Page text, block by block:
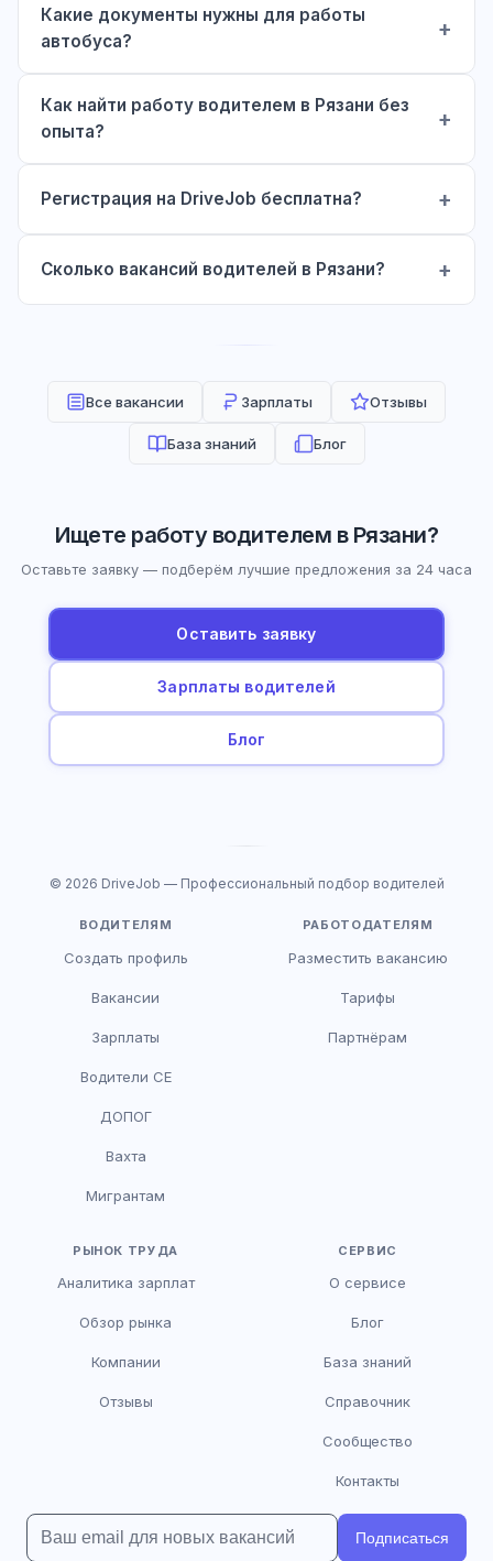
Какие документы нужны для работы
автобуса?
Как найти работу водителем в Рязани без
опыта?
Регистрация на DriveJob бесплатна?
Сколько вакансий водителей в Рязани?
Все вакансии Зарплаты Отзывы
База знаний Блог
Ищете работу водителем в Рязани?
Оставьте заявку — подберём лучшие предложения за 24 часа
Оставить заявку
Зарплаты водителей
Блог
© 2026 DriveJob — Профессиональный подбор водителей
ВОДИТЕЛЯМ
Создать профиль
Вакансии
Зарплаты
Водители CE
ДОПОГ
Вахта
Мигрантам
РАБОТОДАТЕЛЯМ
Разместить вакансию
Тарифы
Партнёрам
РЫНОК ТРУДА
Аналитика зарплат
Обзор рынка
Компании
Отзывы
СЕРВИС
О сервисе
Блог
База знаний
Справочник
Сообщество
Контакты
Подписаться
HR-консультант
Здравствуйте! Я AI-консультант DriveJob.
помочь?